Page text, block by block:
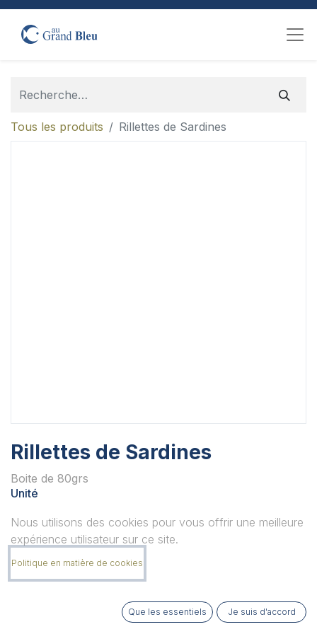
Tous les produits Rillettes de Sardines
Rillettes de Sardines
Boite de 80grs
Unité
Nous utilisons des cookies pour vous offrir une meilleure
expérience utilisateur sur ce site.
Politique en matière de cookies
Que les essentiels Je suis d'accord